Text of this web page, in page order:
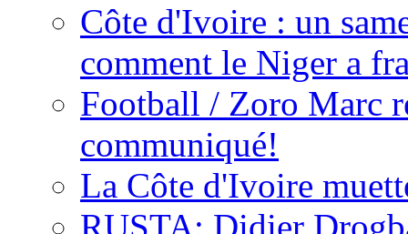
Côte d'Ivoire : un
comment le Niger a
Football / Zoro Marc
communiqué!
La Côte d'Ivoire
RUSTA: Didier